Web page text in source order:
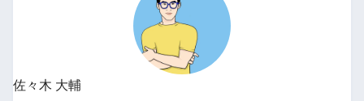
佐々木 大輔